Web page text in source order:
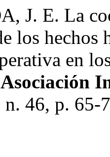
J. E. La
los hechos
en
n. 46, p. 65-